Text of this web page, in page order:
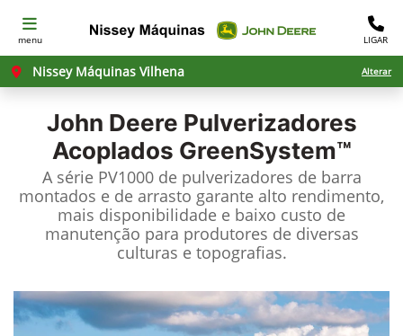
menu LIGAR
Nissey Máquinas Vilhena Alterar
John Deere Pulverizadores
Acoplados GreenSystem™
A série PV1000 de pulverizadores de barra
montados e de arrasto garante alto rendimento,
mais disponibilidade e baixo custo de
manutenção para produtores de diversas
culturas e topografias.